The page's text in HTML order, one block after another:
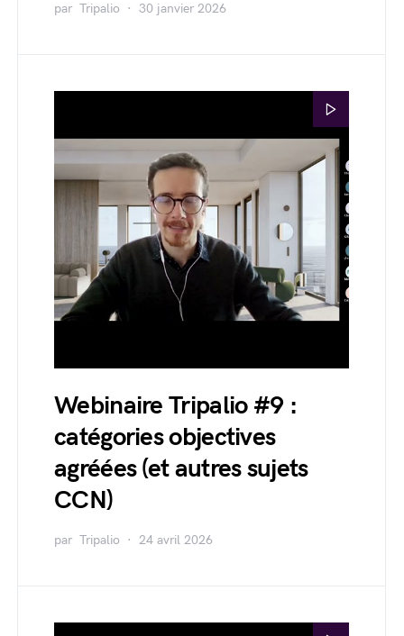
par Tripalio 30 janvier 2026
Webinaire Tripalio #9 :
catégories objectives
agréées (et autres sujets
CCN)
par Tripalio 24 avril 2026